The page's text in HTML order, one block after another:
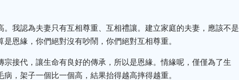
我認為夫妻只有互相尊重、互相禮讓。建立家庭的夫妻，應該不是
恩緣，你們絕對沒有吵鬧，你們絕對互相尊重。
接代，讓生命有良好的傳承，所以是恩緣。情緣呢，僅僅為了生
，架子一個比一個高，結果抬得越高摔得越重。